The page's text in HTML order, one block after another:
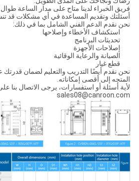
فريق الخبراء لدينا متاح على مدار الساعة طوال
أسئلتك وتقديم المساعدة في أي مشكلات قد
نحن نقدم الدعم الفني الشامل بما في ذلك:
استكشاف الأخطاء وإصلاحها
تحديثات البرنامج
إصلاحات الأجهزة
الصيانة والرعاية الوقائية
قطع غيار
نحن نقدم أيضًا التدريب والتعليم لضمان
المتجه إلى أقصى إمكاناته.
لأية أسئلة أو استفسارات، يرجى الاتصال بنا
sales08@canroon.com